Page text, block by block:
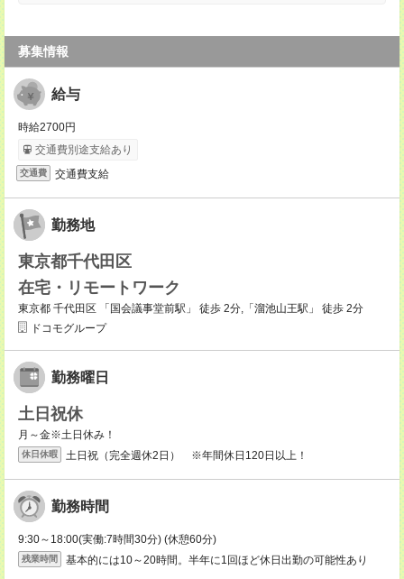
募集情報
給与
時給2700円
交通費別途支給あり
交通費 交通費支給
勤務地
東京都千代田区
在宅・リモートワーク
東京都 千代田区 「国会議事堂前駅」 徒歩 2分,「溜池山王駅」 徒歩 2分
ドコモグループ
勤務曜日
土日祝休
月～金※土日休み！
休日休暇 土日祝（完全週休2日） ※年間休日120日以上！
勤務時間
9:30～18:00(実働:7時間30分) (休憩60分)
残業時間 基本的には10～20時間。半年に1回ほど休日出勤の可能性あり